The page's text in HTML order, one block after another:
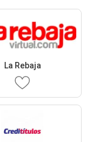
La Rebaja